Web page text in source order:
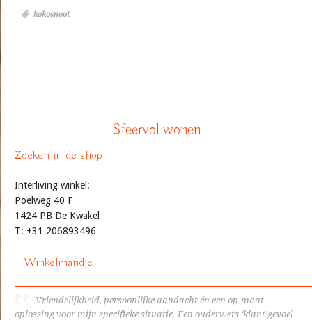
kokosnoot
Sfeervol wonen
Zoeken in de shop
Interliving winkel:
Poelweg 40 F
1424 PB De Kwakel
T: +31 206893496
Winkelmandje
Vriendelijkheid, persoonlijke aandacht én een op-maat-
oplossing voor mijn specifieke situatie. Een ouderwets ‘klant’gevoel